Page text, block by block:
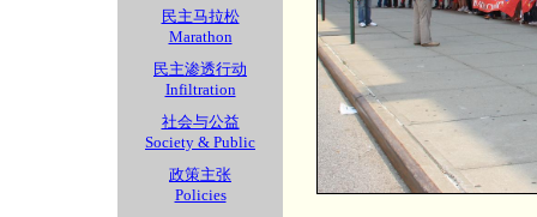
民主马拉松
Marathon
民主渗透行动
Infiltration
社会与公益
Society & Public
政策主张
Policies